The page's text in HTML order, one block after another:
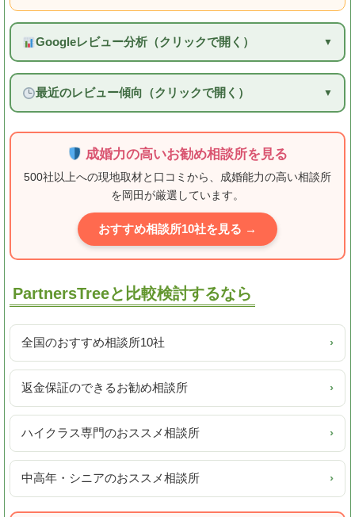
Googleレビュー分析（クリックで開く）
最近のレビュー傾向（クリックで開く）
成婚力の高いお勧め相談所を見る
500社以上への現地取材と口コミから、成婚能力の高い相談所
を岡田が厳選しています。
おすすめ相談所10社を見る →
PartnersTreeと比較検討するなら
全国のおすすめ相談所10社 ›
返金保証のできるお勧め相談所 ›
ハイクラス専門のおススメ相談所 ›
中高年・シニアのおススメ相談所 ›